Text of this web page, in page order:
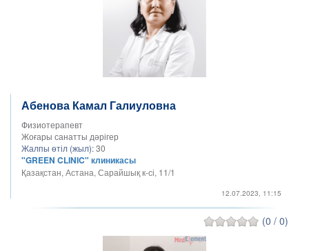
Абенова Камал Галиуловна
Физиотерапевт
Жоғары санатты дәрігер
Жалпы өтіл (жыл):30
"GREEN CLINIC" клиникасы
Қазақстан, Астана, Сарайшық к-сі, 11/1
12.07.2023, 11:15
(0 / 0)